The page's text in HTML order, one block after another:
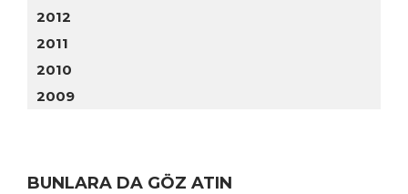
2012
2011
2010
2009
BUNLARA DA GÖZ ATIN